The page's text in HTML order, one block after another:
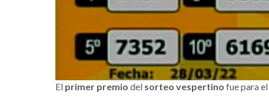
El primer premio del sorteo vespertino fue para el